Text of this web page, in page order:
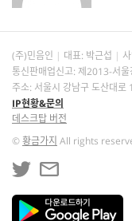
(주)민음인 대표: 박근섭
통신판매업신고: 제2013-서
주소: 서울시 강남구 도산대로
IP현황&문의
데스크탑 버전
©황금가지 All rights